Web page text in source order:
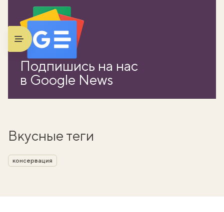
Подпишись на нас
в Google News
Вкусные теги
консервация